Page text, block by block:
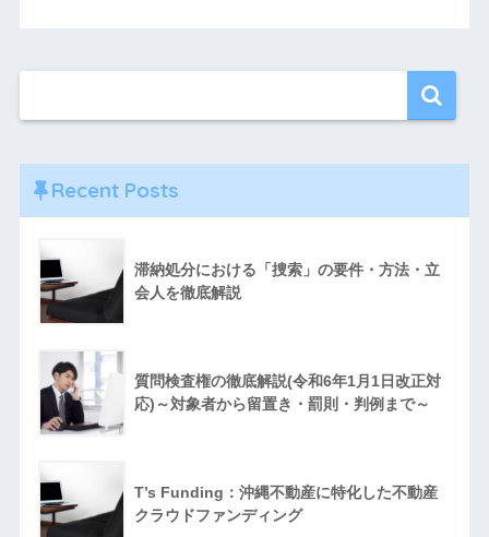
Recent Posts
滞納処分における「捜索」の要件・方法・立
会人を徹底解説
質問検査権の徹底解説(令和6年1月1日改正対
応)～対象者から留置き・罰則・判例まで～
T’s Funding：沖縄不動産に特化した不動産
クラウドファンディング